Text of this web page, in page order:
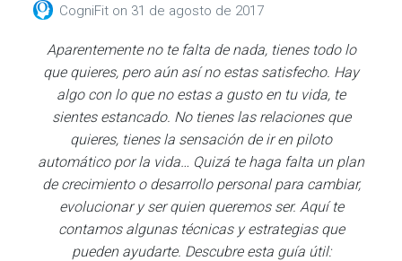
CogniFit on 31 de agosto de 2017
Aparentemente no te falta de nada, tienes todo lo
que quieres, pero aún así no estas satisfecho. Hay
algo con lo que no estas a gusto en tu vida, te
sientes estancado. No tienes las relaciones que
quieres, tienes la sensación de ir en piloto
automático por la vida… Quizá te haga falta un plan
de crecimiento o desarrollo personal para cambiar,
evolucionar y ser quien queremos ser. Aquí te
contamos algunas técnicas y estrategias que
pueden ayudarte. Descubre esta guía útil: